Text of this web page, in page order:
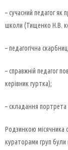
– сучасний педагог як
школи (Тищенко Н.В.
– педагогічна
– справжній педагог
керівник гуртка);
– складання портрета
Родзинкою місячника
кураторами груп були